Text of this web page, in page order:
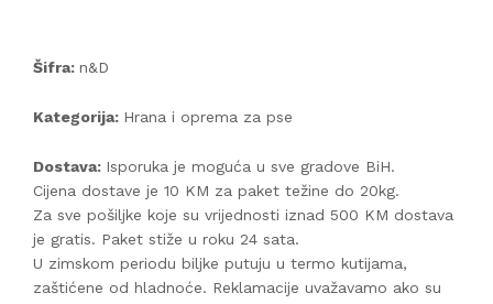
Šifra: n&D
Kategorija: Hrana i oprema za pse
Dostava: Isporuka je moguća u sve gradove BiH.
Cijena dostave je 10 KM za paket težine do 20kg.
Za sve pošiljke koje su vrijednosti iznad 500 KM dostava
je gratis. Paket stiže u roku 24 sata.
U zimskom periodu biljke putuju u termo kutijama,
zaštićene od hladnoće. Reklamacije uvažavamo ako su